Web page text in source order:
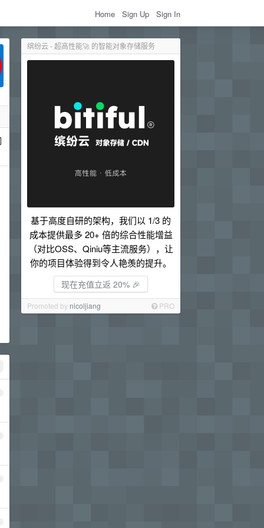
Home Sign Up Sign In
缤纷云 - 超高性能🚀 的智能对象存储服务
基于高度自研的架构，我们以 1/3 的
成本提供最多 20+ 倍的综合性能增益
（对比OSS、Qiniu等主流服务），让
你的项目体验得到令人艳羡的提升。
现在充值立返 20% 🎉
Promoted by nicoljiang PRO